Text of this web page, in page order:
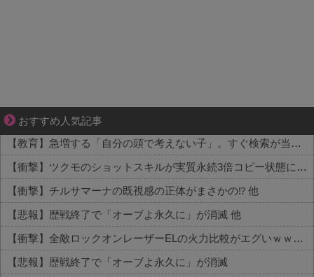
おすすめ人気記事
共感必至の“日常修羅場”短編集！
【教育】急増する「自分の頭で考えない子」。すぐ検索が当たり前に…スマホ時代の“親切すぎる教育”が奪った力 他
【衝撃】ツクモのショットスキルが実質永続3倍コピー状態に 他
【衝撃】チルサマーナの既視感の正体がまさかの⁉️ 他
【悲報】歴戦終了で「オーブよ永久に」が消滅 他
【衝撃】全敵ロックオンレーザーELの火力比較がエグいｗｗｗ 他
【悲報】歴戦終了で「オーブよ永久に」が消滅